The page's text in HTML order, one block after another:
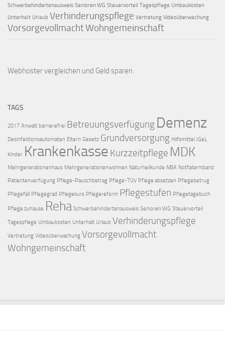
Schwerbehindertenausweis Senioren WG Steuervorteil Tagespflege Umbaukosten
Unterhalt Urlaub Verhinderungspflege Vertretung Videoüberwachung
VorsorgevollmachtWohngemeinschaft
Webhoster vergleichen und Geld sparen.
TAGS
2017 Anwalt barrierefrei Betreuungsverfügung Demenz
Desinfektionsautomaten Eltern Gesetz Grundversorgung Hilfsmittel IGeL
Kinder Krankenkasse Kurzzeitpflege MDK
Mehrgenerationenhaus Mehrgenerationenwohnen Naturheilkunde NBA Notfallarmband
Patientenverfügung Pflege-Pauschbetrag Pflege-TÜV Pflege absetzen Pflegebetrug
Pflegefall Pflegegrad Pflegekurs Pflegereform Pflegestufen Pflegetagebuch
Pflege zuhause Reha Schwerbehindertenausweis Senioren WG Steuervorteil
Tagespflege Umbaukosten Unterhalt Urlaub Verhinderungspflege
Vertretung Videoüberwachung Vorsorgevollmacht
Wohngemeinschaft